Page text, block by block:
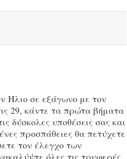
Ήλιο σε εξάγωνο με τον
29, κάντε τα πρώτα βήματα
δύσκολες υποθέσεις σας και
προσπάθειες θα πετύχετε
τον έλεγχο των
όλες τις τρυφερές